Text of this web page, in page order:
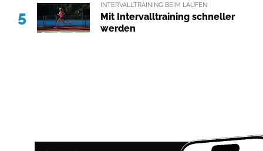
5
INTERVALLTRAINING BEIM LAUFEN
Mit Intervalltraining schneller
werden